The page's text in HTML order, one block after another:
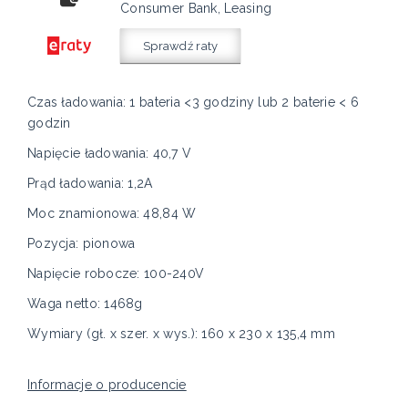
Consumer Bank, Leasing
Sprawdź raty
Czas ładowania: 1 bateria <3 godziny lub 2 baterie < 6
godzin
Napięcie ładowania: 40,7 V
Prąd ładowania: 1,2A
Moc znamionowa: 48,84 W
Pozycja: pionowa
Napięcie robocze: 100-240V
Waga netto: 1468g
Wymiary (gł. x szer. x wys.): 160 x 230 x 135,4 mm
Informacje o producencie